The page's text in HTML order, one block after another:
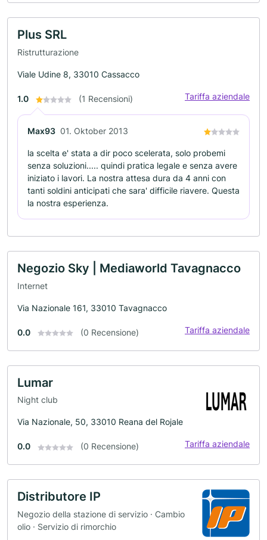
Plus SRL
Ristrutturazione
Viale Udine 8, 33010 Cassacco
1.0 (1 Recensioni) Tariffa aziendale
Max93 01. Oktober 2013
la scelta e' stata a dir poco scelerata, solo probemi
senza soluzioni..... quindi pratica legale e senza avere
iniziato i lavori. La nostra attesa dura da 4 anni con
tanti soldini anticipati che sara' difficile riavere. Questa
la nostra esperienza.
Negozio Sky | Mediaworld Tavagnacco
Internet
Via Nazionale 161, 33010 Tavagnacco
0.0 (0 Recensione) Tariffa aziendale
Lumar
Night club
Via Nazionale, 50, 33010 Reana del Rojale
0.0 (0 Recensione) Tariffa aziendale
Distributore IP
Negozio della stazione di servizio · Cambio
olio · Servizio di rimorchio